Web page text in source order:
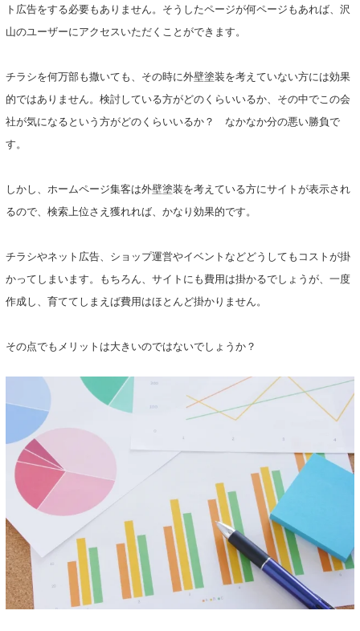
ト広告をする必要もありません。そうしたページが何ページもあれば、沢
山のユーザーにアクセスいただくことができます。
チラシを何万部も撒いても、その時に外壁塗装を考えていない方には効果
的ではありません。検討している方がどのくらいいるか、その中でこの会
社が気になるという方がどのくらいいるか？ なかなか分の悪い勝負で
す。
しかし、ホームページ集客は外壁塗装を考えている方にサイトが表示され
るので、検索上位さえ獲れれば、かなり効果的です。
チラシやネット広告、ショップ運営やイベントなどどうしてもコストが掛
かってしまいます。もちろん、サイトにも費用は掛かるでしょうが、一度
作成し、育ててしまえば費用はほとんど掛かりません。
その点でもメリットは大きいのではないでしょうか？